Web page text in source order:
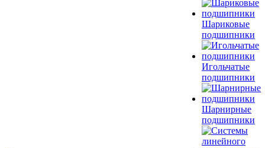
Шариковые
подшипники
Игольчатые
подшипники
Шарнирные
подшипники